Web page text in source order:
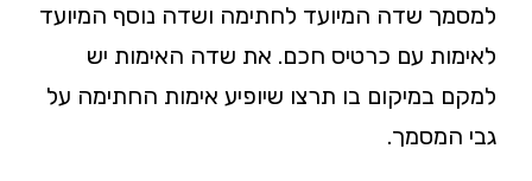
למסמך שדה המיועד לחתימה ושדה נוסף המיועד
לאימות עם כרטיס חכם. את שדה האימות יש
למקם במיקום בו תרצו שיופיע אימות החתימה על
גבי המסמך.